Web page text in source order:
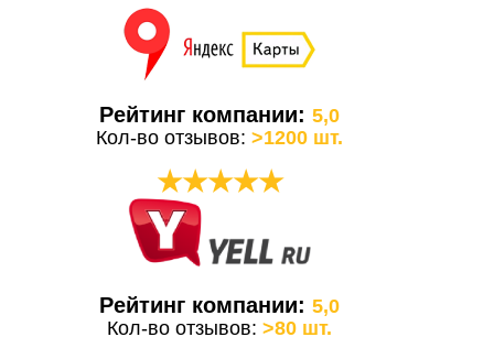
Рейтинг компании:5,0
Кол-во отзывов:>1200 шт.
★★★★★
Рейтинг компании:5,0
Кол-во отзывов:>80 шт.